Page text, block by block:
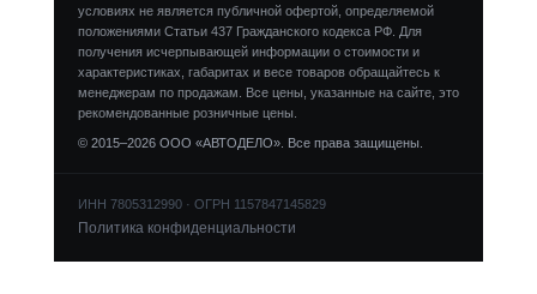
условиях не является публичной офертой, определяемой
положениями Статьи 437 Гражданского кодекса РФ. Для
получения исчерпывающей информации о стоимости и
характеристиках, габаритах и весе товаров обращайтесь к
менеджерам по продажам. Все цены, указанные на сайте, это
рекомендованные розничные цены.
© 2015–2026 ООО «АВТОДЕЛО». Все права защищены.
ИНН 7805312990 · ОГРН 1157847145829
Политика конфиденциальности